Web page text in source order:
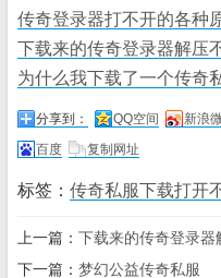
传奇登录器打不开的各种
下载来的传奇登录器解压
为什么我下载了一个传奇
分享到： QQ空间 新浪
百度
复制网址
标签： 传奇私服下载打开
上一篇： 下载来的传奇登录器
下一篇： 梦幻公益传奇私服